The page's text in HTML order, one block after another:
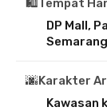
Tempat
DP Mall,
Semarang
🌆Karakter
Kawasan